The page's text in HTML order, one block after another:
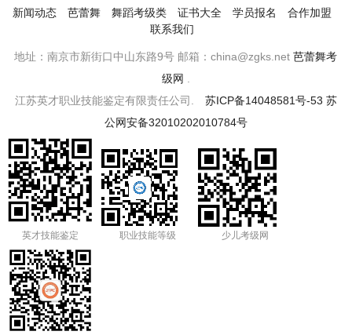
新闻动态 芭蕾舞 舞蹈考级类 证书大全 学员报名
合作加盟
联系我们
地址：南京市新街口中山东路9号 邮箱：china@zgks.net芭蕾舞考
级网
江苏英才职业技能鉴定有限责任公司. 苏ICP备14048581号-53 苏
公网安备32010202010784号
英才技能鉴定 职业技能等级 少儿考级网